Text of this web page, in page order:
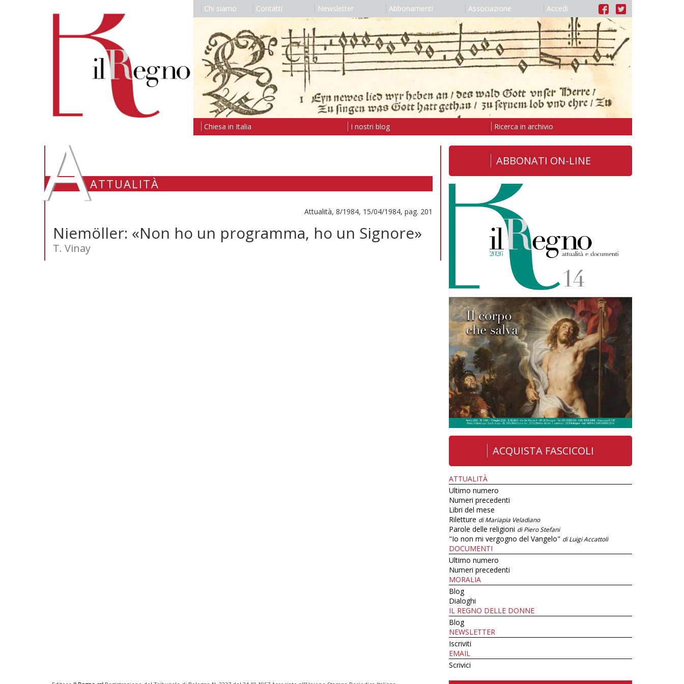
Chi siamo Contatti Newsletter Abbonamenti Associazione Accedi
Chiesa in Italia I nostri blog Ricerca in archivio
AATTUALITÀ
Attualità, 8/1984, 15/04/1984, pag. 201
Niemöller: «Non ho un programma, ho un Signore»
T. Vinay
ABBONATI ON-LINE
ACQUISTA FASCICOLI
ATTUALITÀ
Ultimo numero
Numeri precedenti
Libri del mese
Riletture di Mariapia Veladiano
Parole delle religioni di Piero Stefani
"Io non mi vergogno del Vangelo" di Luigi Accattoli
DOCUMENTI
Ultimo numero
Numeri precedenti
MORALIA
Blog
Dialoghi
IL REGNO DELLE DONNE
Blog
NEWSLETTER
Iscriviti
EMAIL
Scrivici